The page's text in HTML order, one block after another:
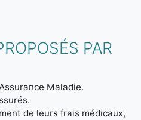
PAR
Maladie.
de leurs frais médicaux,